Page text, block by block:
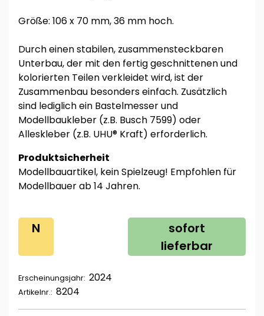
Größe: 106 x 70 mm, 36 mm hoch.
Durch einen stabilen, zusammensteckbaren
Unterbau, der mit den fertig geschnittenen und
kolorierten Teilen verkleidet wird, ist der
Zusammenbau besonders einfach. Zusätzlich
sind lediglich ein Bastelmesser und
Modellbaukleber (z.B. Busch 7599) oder
Alleskleber (z.B. UHU® Kraft) erforderlich.
Produktsicherheit
Modellbauartikel, kein Spielzeug! Empfohlen für
Modellbauer ab 14 Jahren.
N
sofort
lieferbar
Erscheinungsjahr: 2024
Artikelnr.: 8204